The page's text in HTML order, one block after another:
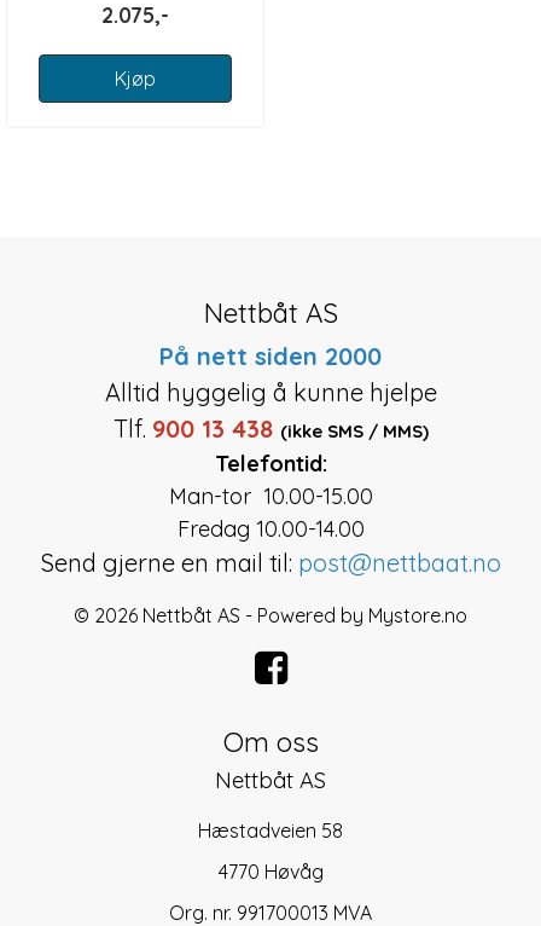
2.075,-
Kjøp
Nettbåt AS
På nett siden 2000
Alltid hyggelig å kunne hjelpe
Tlf. 900 13 438 (ikke SMS / MMS)
Telefontid:
Man-tor 10.00-15.00
Fredag 10.00-14.00
Send gjerne en mail til: post@nettbaat.no
© 2026 Nettbåt AS - Powered by Mystore.no
Om oss
Nettbåt AS
Hæstadveien 58
4770 Høvåg
Org. nr. 991700013 MVA